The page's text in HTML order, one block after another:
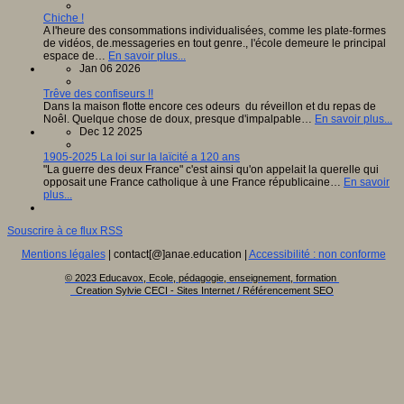
Chiche !
A l'heure des consommations individualisées, comme les plate-formes
de vidéos, de.messageries en tout genre., l'école demeure le principal
espace de… En savoir plus...
Jan 06 2026
Trêve des confiseurs !!
Dans la maison flotte encore ces odeurs du réveillon et du repas de
Noêl. Quelque chose de doux, presque d'impalpable… En savoir plus...
Dec 12 2025
1905-2025 La loi sur la laïcité a 120 ans
"La guerre des deux France" c'est ainsi qu'on appelait la querelle qui
opposait une France catholique à une France républicaine… En savoir
plus...
Souscrire à ce flux RSS
Mentions légales| contact[@]anae.education | Accessibilité : non conforme
© 2023 Educavox, Ecole, pédagogie, enseignement, formation
Creation Sylvie CECI - Sites Internet / Référencement SEO